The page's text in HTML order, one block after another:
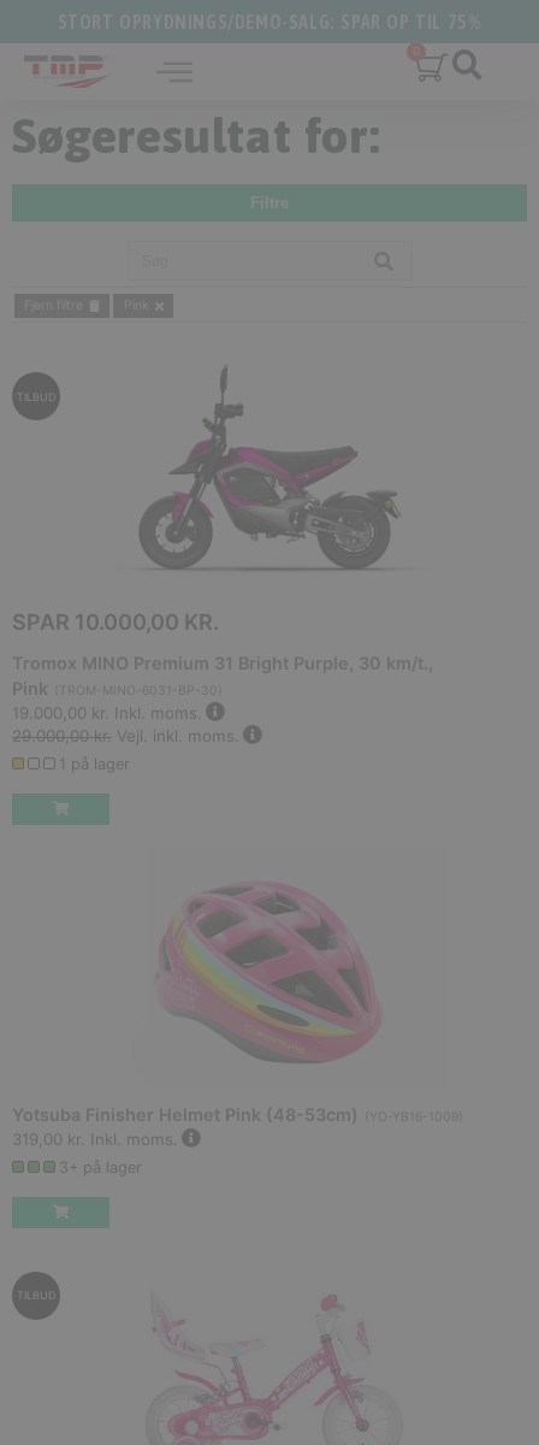
STORT OPRYDNINGS/DEMO-SALG: SPAR OP TIL 75%
Søgeresultat for:
Filtre
TILBUD
SPAR 10.000,00 KR.
Tromox MINO Premium 31 Bright Purple, 30 km/t.,
Pink
TROM-MINO-6031-BP-30
19.000,00 kr. Inkl. moms.
29.000,00 kr. Vejl. inkl. moms.
1 på lager
Yotsuba Finisher Helmet Pink (48-53cm) YO-YB16-1009
319,00 kr. Inkl. moms.
3+ på lager
TILBUD